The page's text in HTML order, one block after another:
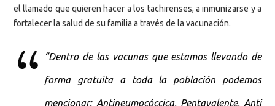
el llamado que quieren hacer a los tachirenses, a inmunizarse y a
fortalecer la salud de su familia a través de la vacunación.
“Dentro de las vacunas que estamos llevando de
forma gratuita a toda la población podemos
mencionar: Antineumocóccica, Pentavalente, Anti